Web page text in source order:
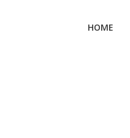
HOME